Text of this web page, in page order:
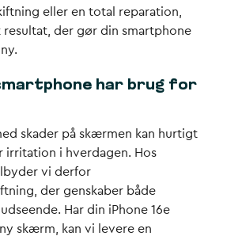
eller en total reparation,
resultat, der gør din smartphone
har brug for
skader på skærmen kan hurtigt
irritation i hverdagen. Hos
vi derfor
der genskaber både
Har din iPhone 16e
skærm, kan vi levere en